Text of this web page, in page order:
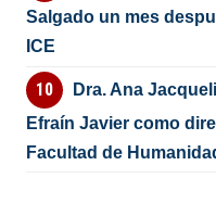
Salgado un mes
ICE
Dra. Ana
Efraín Javier como
Facultad de